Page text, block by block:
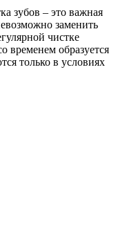
зубов – это важная
заменить
чистке
временем образуется
только в условиях